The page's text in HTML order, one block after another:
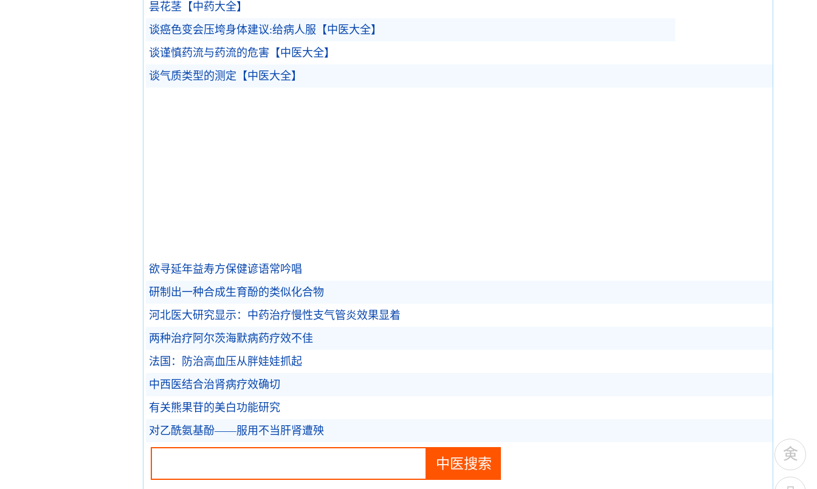
昙花茎【中药大全】
谈癌色变会压垮身体建议:给病人服【中医大全】
谈谨慎药流与药流的危害【中医大全】
谈气质类型的测定【中医大全】
欲寻延年益寿方保健谚语常吟唱
研制出一种合成生育酚的类似化合物
河北医大研究显示：中药治疗慢性支气管炎效果显着
两种治疗阿尔茨海默病药疗效不佳
法国：防治高血压从胖娃娃抓起
中西医结合治肾病疗效确切
有关熊果苷的美白功能研究
对乙酰氨基酚——服用不当肝肾遭殃